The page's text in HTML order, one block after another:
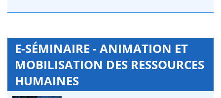
E-SÉMINAIRE - ANIMATION ET
MOBILISATION DES RESSOURCES
HUMAINES